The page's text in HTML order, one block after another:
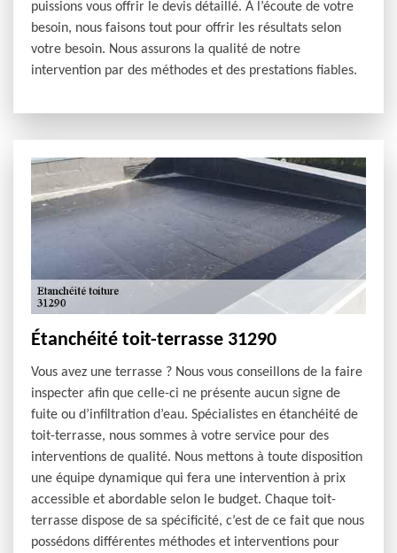
puissions vous offrir le devis détaillé. À l’écoute de votre
besoin, nous faisons tout pour offrir les résultats selon
votre besoin. Nous assurons la qualité de notre
intervention par des méthodes et des prestations fiables.
Étanchéité toit-terrasse 31290
Vous avez une terrasse ? Nous vous conseillons de la faire
inspecter afin que celle-ci ne présente aucun signe de
fuite ou d’infiltration d’eau. Spécialistes en étanchéité de
toit-terrasse, nous sommes à votre service pour des
interventions de qualité. Nous mettons à toute disposition
une équipe dynamique qui fera une intervention à prix
accessible et abordable selon le budget. Chaque toit-
terrasse dispose de sa spécificité, c’est de ce fait que nous
possédons différentes méthodes et interventions pour